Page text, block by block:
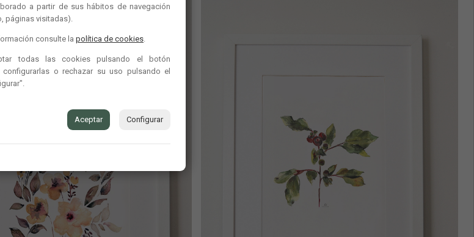
a partir de sus hábitos de navegación
páginas visitadas).
consulte la política de cookies.
todas las cookies pulsando el botón
o rechazar su uso pulsando el
Aceptar Configurar